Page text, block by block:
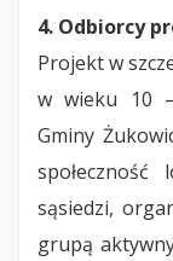
4. Odbiorcy
Projekt w
w wieku 10
Gminy
społeczność
sąsiedzi,
grupą